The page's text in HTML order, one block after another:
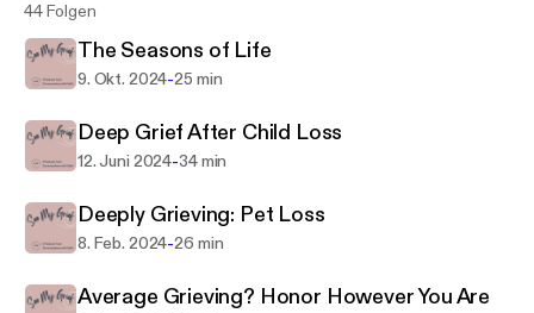
44 Folgen
The Seasons of Life
9. Okt. 2024-25 min
Deep Grief After Child Loss
12. Juni 2024-34 min
Deeply Grieving: Pet Loss
8. Feb. 2024-26 min
Average Grieving? Honor However You Are